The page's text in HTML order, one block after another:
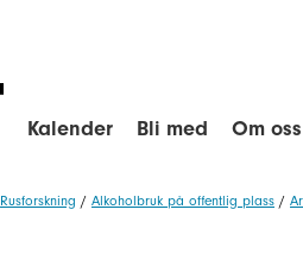
Kalender Bli med Om oss
Rusforskning / Alkoholbruk på offentlig plass /